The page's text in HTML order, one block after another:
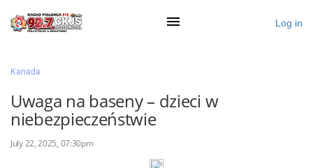
Ogłoś się
Działy
Log in
Kanada
Uwaga na baseny – dzieci w
niebezpieczeństwie
July 22, 2025, 07:30pm